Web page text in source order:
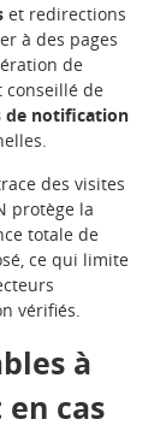
et redirections
à des pages
de
conseillé de
de notification
des visites
protège la
totale de
ce qui limite
vérifiés.
à
cas